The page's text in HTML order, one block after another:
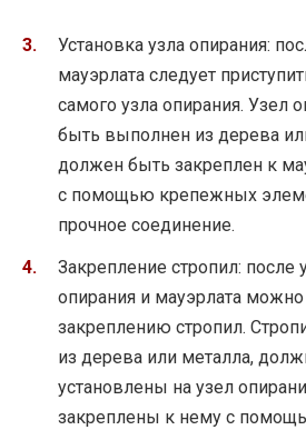
Установка узла опирания:
мауэрлата следует
самого узла опирания. Узел
быть выполнен из дерева
должен быть закреплен к
с помощью крепежных
прочное соединение.
Закрепление стропил: после
опирания и мауэрлата можно
закреплению стропил.
из дерева или металла,
установлены на узел
закреплены к нему с